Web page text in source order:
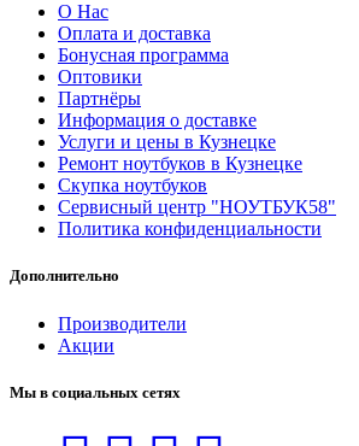
О Нас
Оплата и доставка
Бонусная программа
Оптовики
Партнёры
Информация о доставке
Услуги и цены в Кузнецке
Ремонт ноутбуков в Кузнецке
Скупка ноутбуков
Сервисный центр "НОУТБУК58"
Политика конфиденциальности
Дополнительно
Производители
Акции
Мы в социальных сетях